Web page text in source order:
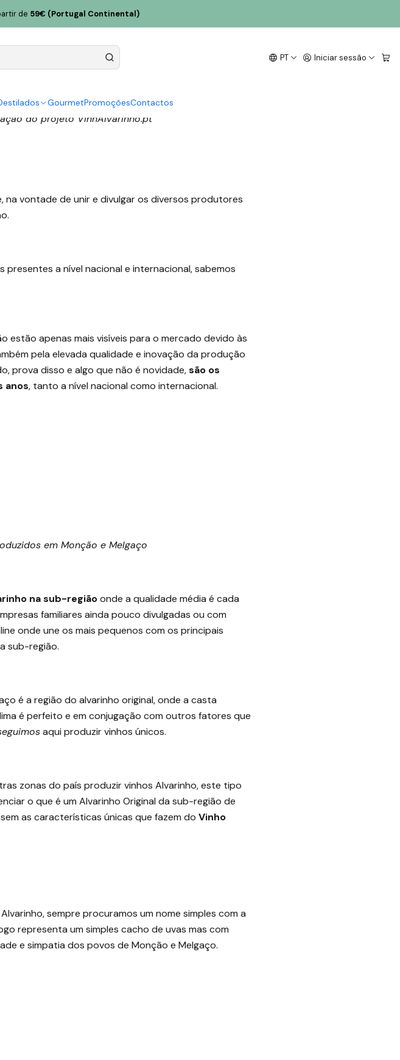
PT Iniciar sessão
GourmetPromoçõesContactos
de 59€ (Portugal Continental)
do projeto VinhAlvarinho.pt
vontade de unir e divulgar os diversos produtores
a nível nacional e internacional, sabemos
estão apenas mais visíveis para o mercado devido às
pela elevada qualidade e inovação da produção
prova disso e algo que não é novidade,são os
anos, tanto a nível nacional como internacional.
em Monção e Melgaço
na sub-regiãoonde a qualidade média é cada
familiares ainda pouco divulgadas ou com
onde une os mais pequenos com os principais
sub-região.
é a região do alvarinho original, onde a casta
é perfeito e em conjugação com outros fatores que
aqui produzir vinhos únicos.
zonas do país produzir vinhos Alvarinho, este tipo
o que é um Alvarinho Original da sub-região de
as características únicas que fazem do Vinho
sempre procuramos um nome simples com a
representa um simples cacho de uvas mas com
e simpatia dos povos de Monção e Melgaço.